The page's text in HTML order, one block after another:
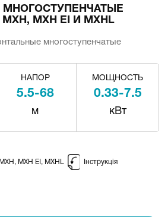
MXH EI И MXHL
многоступенчатые
НАПОР
5.5-68
м
МОЩНОСТЬ
0.33-7.5
кВт
MXH EI, MXHL Інструкція